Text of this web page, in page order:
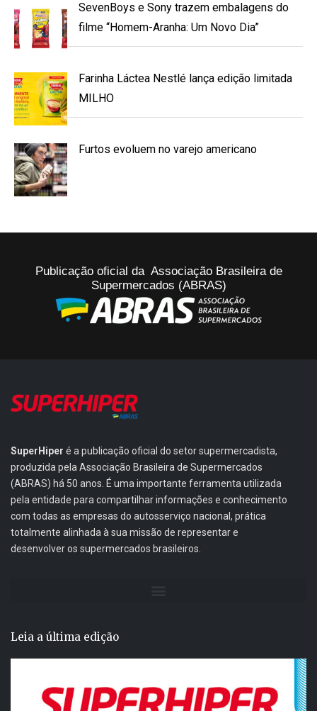
SevenBoys e Sony trazem embalagens do
filme “Homem-Aranha: Um Novo Dia”
Farinha Láctea Nestlé lança edição limitada
MILHO
Furtos evoluem no varejo americano
Publicação oficial da Associação Brasileira de
Supermercados (ABRAS)
SuperHiper é a publicação oficial do setor supermercadista,
produzida pela Associação Brasileira de Supermercados
(ABRAS) há 50 anos. É uma importante ferramenta utilizada
pela entidade para compartilhar informações e conhecimento
com todas as empresas do autosserviço nacional, prática
totalmente alinhada à sua missão de representar e
desenvolver os supermercados brasileiros.
Leia a última edição